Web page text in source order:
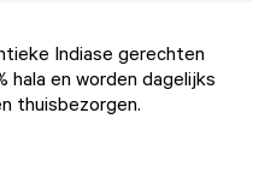
Indiase gerechten
hala en worden dagelijks
thuisbezorgen.